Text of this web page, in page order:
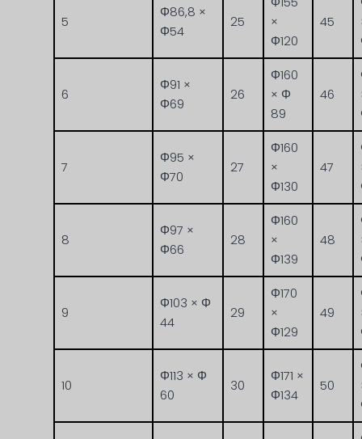
5
Φ86,8 ×
Φ54
25
×
Φ120
45
6
Φ91 ×
Φ69
26
Φ160
× Φ
89
46
7
Φ95 ×
Φ70
27
Φ160
×
Φ130
47
8
Φ97 ×
Φ66
28
Φ160
×
Φ139
48
9
Φ103 × Φ
44
29
Φ170
×
Φ129
49
10
Φ113 × Φ
60
30
Φ171 ×
Φ134
50